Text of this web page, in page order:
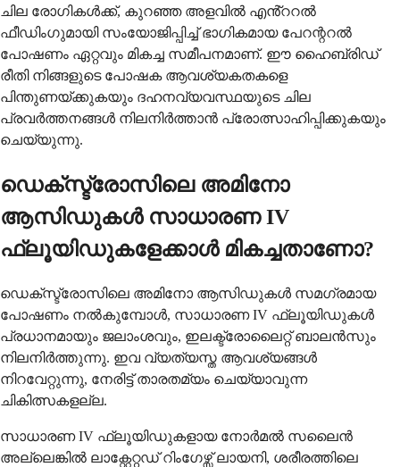
ചില രോഗികൾക്ക്, കുറഞ്ഞ അളവിൽ എൻ്ററൽ
ഫീഡിംഗുമായി സംയോജിപ്പിച്ച് ഭാഗികമായ പേറന്ററൽ
പോഷണം ഏറ്റവും മികച്ച സമീപനമാണ്. ഈ ഹൈബ്രിഡ്
രീതി നിങ്ങളുടെ പോഷക ആവശ്യകതകളെ
പിന്തുണയ്ക്കുകയും ദഹനവ്യവസ്ഥയുടെ ചില
പ്രവർത്തനങ്ങൾ നിലനിർത്താൻ പ്രോത്സാഹിപ്പിക്കുകയും
ചെയ്യുന്നു.
ഡെക്സ്ട്രോസിലെ അമിനോ
ആസിഡുകൾ സാധാരണ IV
ഫ്ലൂയിഡുകളേക്കാൾ മികച്ചതാണോ?
ഡെക്സ്ട്രോസിലെ അമിനോ ആസിഡുകൾ സമഗ്രമായ
പോഷണം നൽകുമ്പോൾ, സാധാരണ IV ഫ്ലൂയിഡുകൾ
പ്രധാനമായും ജലാംശവും, ഇലക്ട്രോലൈറ്റ് ബാലൻസും
നിലനിർത്തുന്നു. ഇവ വ്യത്യസ്ത ആവശ്യങ്ങൾ
നിറവേറ്റുന്നു, നേരിട്ട് താരതമ്യം ചെയ്യാവുന്ന
ചികിത്സകളല്ല.
സാധാരണ IV ഫ്ലൂയിഡുകളായ നോർമൽ സലൈൻ
അല്ലെങ്കിൽ ലാക്റ്റേറ്റഡ് റിംഗേഴ്സ് ലായനി, ശരീരത്തിലെ